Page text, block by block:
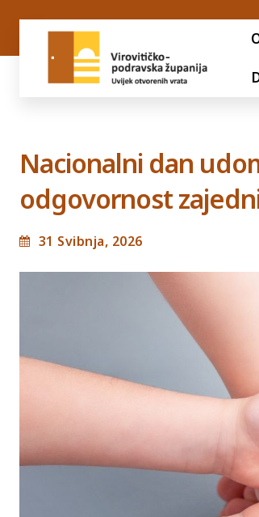
Nacionalni dan
odgovornost
31 Svibnja, 2026